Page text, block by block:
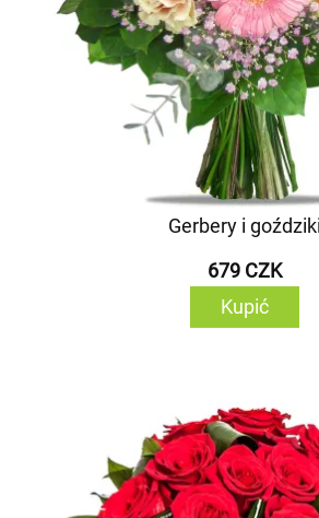
Gerbery i goździki
679 CZK
Kupić